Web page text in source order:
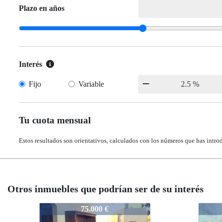
Plazo en años
Interés
Fijo Variable
Tu cuota mensual
Estos resultados son orientativos, calculados con los números que has
Otros inmuebles que podrían ser de su interés
826-A252655.000 € 826-
826-A252655.000 €